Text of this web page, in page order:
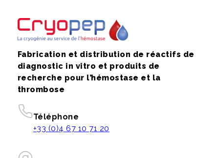
Fabrication et distribution de réactifs de
diagnostic in vitro et produits de
recherche pour l’hémostase et la
thrombose
Téléphone
+33 (0)4 67 10 71 20